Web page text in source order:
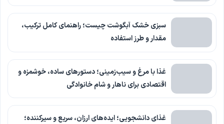
سبزی خشک آبگوشت چیست؛ راهنمای کامل ترکیب،
مقدار و طرز استفاده
غذا با مرغ و سیب‌زمینی؛ دستورهای ساده، خوشمزه و
اقتصادی برای ناهار و شام خانوادگی
غذای دانشجویی؛ ایده‌های ارزان، سریع و سیرکننده؛